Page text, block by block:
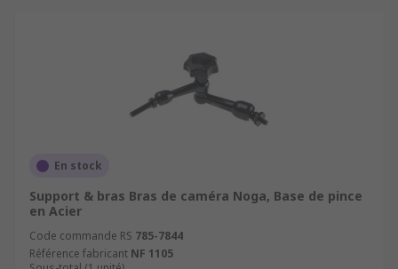
En stock
Support & bras Bras de caméra Noga, Base de pince
en Acier
Code commande RS 785-7844
Référence fabricant NF 1105